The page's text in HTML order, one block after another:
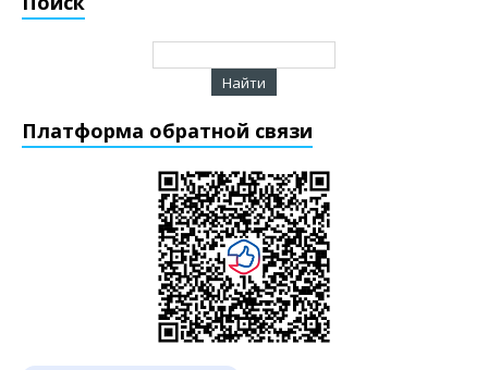
Платформа обратной связи